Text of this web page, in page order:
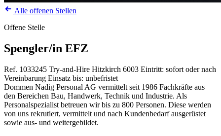
Alle offenen Stellen
Offene Stelle
Spengler/in EFZ
Ref. 1033245 Try-and-Hire Hitzkirch 6003 Eintritt: sofort oder nach
Vereinbarung Einsatz bis: unbefristet
Dommen Nadig Personal AG vermittelt seit 1986 Fachkräfte aus
den Bereichen Bau, Handwerk, Technik und Industrie. Als
Personalspezialist betreuen wir bis zu 800 Personen. Diese werden
von uns rekrutiert, vermittelt und nach Kundenbedarf ausgerüstet
sowie aus- und weitergebildet.